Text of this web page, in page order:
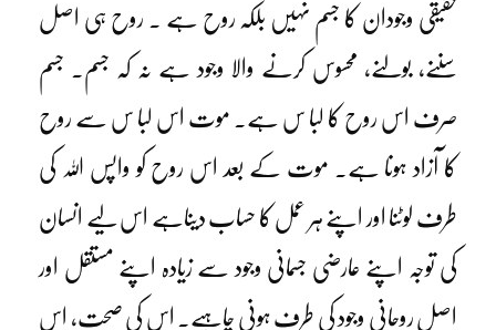
حقیقی وجودان کا جسم نہیں بلکہ روح ہے ۔ روح ہی اصل
سننے، بولنے، محسوس کرنے والا وجود ہے نہ کہ جسم۔ جسم
صرف اس روح کا لبا س ہے۔ موت اس لبا س سے روح
کا آزاد ہونا ہے۔ موت کے بعد اس روح کو واپس اللہ کی
طرف لوٹنا اور اپنے ہر عمل کا حساب دیناہے اس لیے انسان
کی توجہ اپنے عارضی جسمانی وجود سے زیادہ اپنے مستقل اور
اصل روحانی وجود کی طرف ہونی چاہیے۔ اس کی صحت، اس